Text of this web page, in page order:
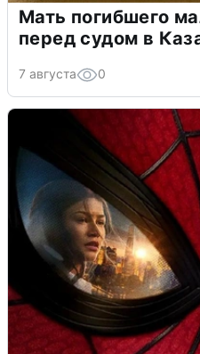
Мать погибшего
перед судом в
7 августа 0